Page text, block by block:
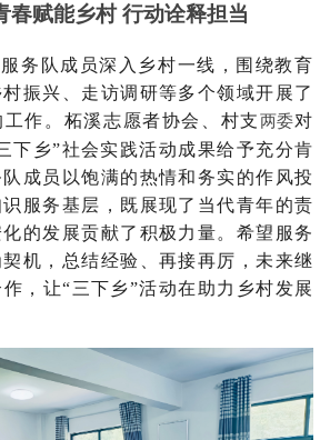
春赋能乡村 行动诠释担当
务队成员深入乡村一线，围绕教育
振兴 走访调研等多个领域开展了
作 。 柘溪志愿者协会、村支两委对
下乡”社会实践活动成果给予充分肯
成员以饱满的热情和务实的作风投
服务基层，既展现了当代青年的责
的发展贡献了积极力量。希望服务
机，总结经验、再接再厉，未来继
，让“三下乡”活动在助力乡村发展